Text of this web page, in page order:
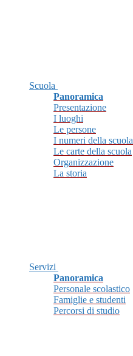
Scuola
Panoramica
Presentazione
I luoghi
Le persone
I numeri della scuola
Le carte della scuola
Organizzazione
La storia
Servizi
Panoramica
Personale scolastico
Famiglie e studenti
Percorsi di studio